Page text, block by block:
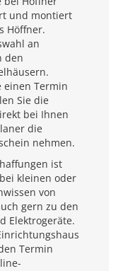
und montiert
Höffner.
an
den
einen Termin
Sie die
bei Ihnen
die
nehmen.
ist
kleinen oder
von
gern zu den
Elektrogeräte.
Termin